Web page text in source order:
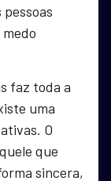
faz toda a
uma
O
que
sincera,